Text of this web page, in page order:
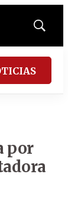
Mostrar
por